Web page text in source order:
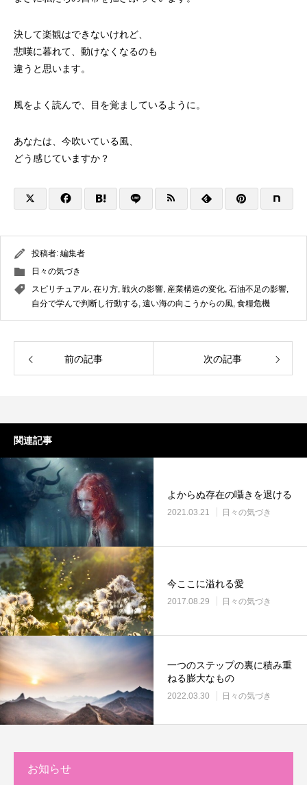
決して楽観はできないけれど、
悲嘆に暮れて、動けなくなるのも
違うと思います。
風をよく読んで、目を覚ましているように。
あなたは、今吹いている風、
どう感じていますか？
投稿者: 編集者
日々の気づき
スピリチュアル, 在り方, 戦火の影響, 産業構造の変化, 石油不足の影響,
自分で学んで判断し行動する, 遠い海の向こうからの風, 食糧危機
前の記事 次の記事
関連記事
よからぬ存在の囁きを退ける
2021.03.21 日々の気づき
今ここに溢れる愛
2017.08.29 日々の気づき
一つのステップの裏に積み重
ねる膨大なもの
2022.03.30 日々の気づき
お知らせ